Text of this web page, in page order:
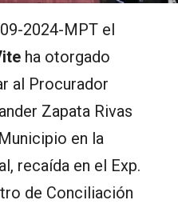
2024-MPT el
ha otorgado
al Procurador
Zapata Rivas
en la
recaída en el Exp.
de Conciliación